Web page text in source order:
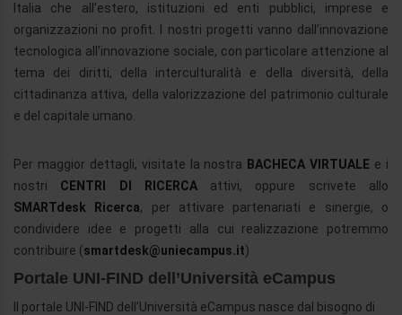
Italia che all’estero, istituzioni ed enti pubblici, imprese e
organizzazioni no profit. I nostri progetti vanno dall’innovazione
tecnologica all’innovazione sociale, con particolare attenzione al
tema dei diritti, della interculturalità e della diversità, della
cittadinanza attiva, della valorizzazione del patrimonio culturale
e del capitale umano.
Per maggior dettagli, visitate la nostra BACHECA VIRTUALE e i
nostri CENTRI DI RICERCAattivi, oppure scrivete allo
SMARTdesk Ricerca, per attivare partenariati e sinergie, o
condividere idee e progetti alla cui realizzazione potremmo
contribuire (smartdesk@uniecampus.it)
Portale UNI-FIND dell’Università eCampus
Il portale UNI-FIND dell’Università eCampus nasce dal bisogno di